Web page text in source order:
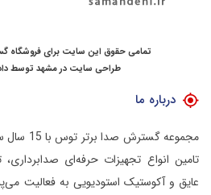
تمامی حقوق این سایت برای
طراحی سایت در مشهد توسط
درباره ما
مجموعه
تامین انواع تجهیزات حرفه‌ای صدابرداری،
عایق و آکوستیک استودیویی به فعالیت